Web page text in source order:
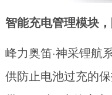
智能充电管理模块
峰力奥笛·神采锂航
供防止电池过充的